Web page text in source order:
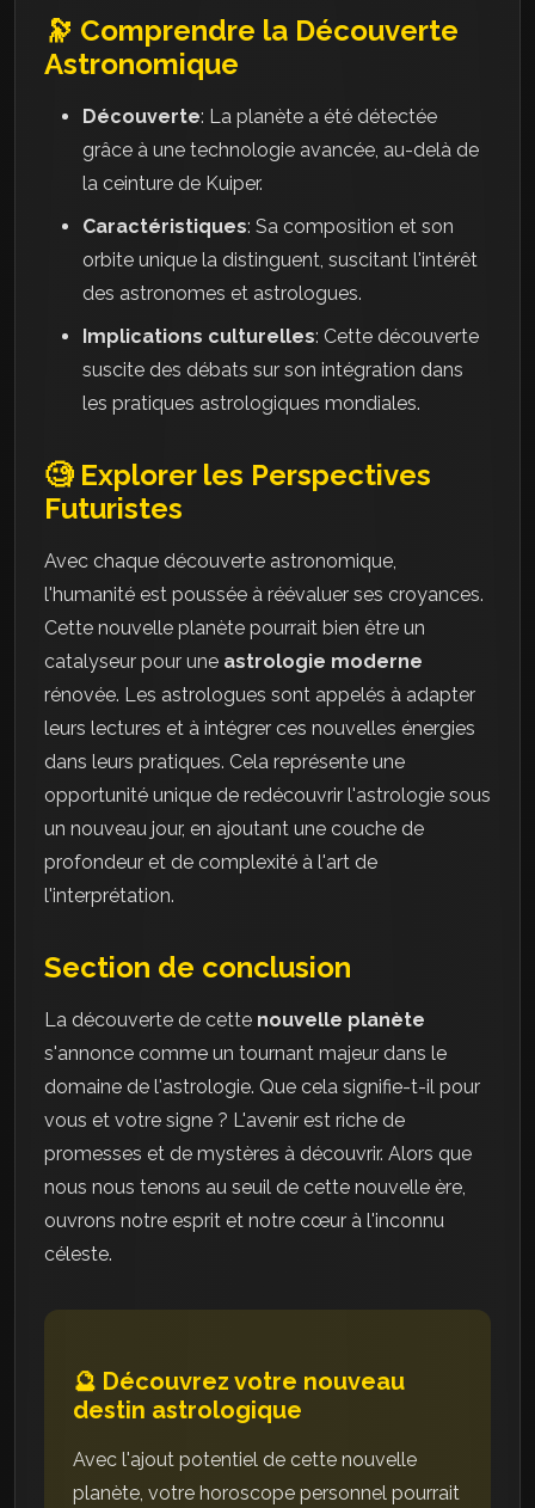
🔭 Comprendre la Découverte
Astronomique
Découverte: La planète a été détectée
grâce à une technologie avancée, au-delà de
la ceinture de Kuiper.
Caractéristiques: Sa composition et son
orbite unique la distinguent, suscitant l'intérêt
des astronomes et astrologues.
Implications culturelles: Cette découverte
suscite des débats sur son intégration dans
les pratiques astrologiques mondiales.
🧐 Explorer les Perspectives
Futuristes
Avec chaque découverte astronomique,
l'humanité est poussée à réévaluer ses croyances.
Cette nouvelle planète pourrait bien être un
catalyseur pour une astrologie moderne
rénovée. Les astrologues sont appelés à adapter
leurs lectures et à intégrer ces nouvelles énergies
dans leurs pratiques. Cela représente une
opportunité unique de redécouvrir l'astrologie sous
un nouveau jour, en ajoutant une couche de
profondeur et de complexité à l'art de
l'interprétation.
Section de conclusion
La découverte de cette nouvelle planète
s'annonce comme un tournant majeur dans le
domaine de l'astrologie. Que cela signifie-t-il pour
vous et votre signe ? L'avenir est riche de
promesses et de mystères à découvrir. Alors que
nous nous tenons au seuil de cette nouvelle ère,
ouvrons notre esprit et notre cœur à l'inconnu
céleste.
🔮 Découvrez votre nouveau
destin astrologique
Avec l'ajout potentiel de cette nouvelle
planète, votre horoscope personnel pourrait